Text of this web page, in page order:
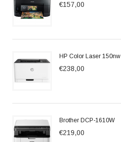
€157,00
HP Color Laser 150nw
€238,00
Brother DCP-1610W
€219,00